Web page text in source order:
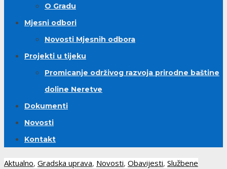
O Gradu
Mjesni odbori
Novosti Mjesnih odbora
Projekti u tijeku
Promicanje održivog razvoja prirodne baštine
doline Neretve
Dokumenti
Novosti
Kontakt
Aktualno, Gradska uprava, Novosti, Obavijesti, Službene